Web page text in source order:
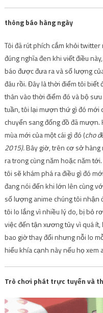
thông báo hàng ngày
Tôi đã rút phích cắm khỏi
đúng nghĩa đen khi viết điều
báo được đưa ra và số lượng
đâu rồi. Đây là thời điểm tôi
thân vào thời điểm đó và bộ
tuần, tôi lại mượn thứ gì đó mới
chuyển sang đống đồ đã
mùa mới của một cái gì đó (cho
2015).Bây giờ, trên cơ sở hàng
ra trong cùng năm hoặc năm
tôi sẽ khám phá ra điều gì đó
đang nói đến khi lớn lên cùng
số lượng anime chúng tôi nhận
tôi lo lắng vì nhiều lý do, bị bỏ
việc đến tận xương tủy vì quá
bao giờ thay đổi nhưng nỗi lo
hiểu khía cạnh này nếu họ
Trò chơi phát trực tuyến và